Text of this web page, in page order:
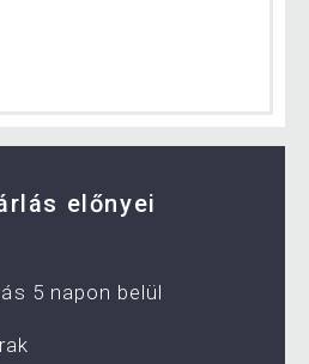
előnyei
5 napon belül